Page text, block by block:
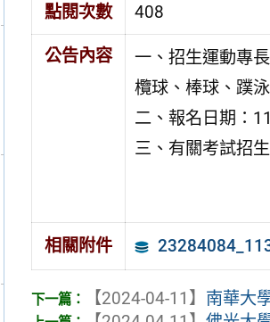
點閱次數 408
公告內容
一、招生運動專
欖球、棒球、蹼泳
二、報名日期：
三、有關考試招
相關附件
【2024-04-11】 南華大